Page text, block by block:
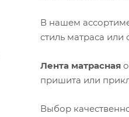
В нашем
стиль матраса
Лента матрасная
пришита или
Выбор